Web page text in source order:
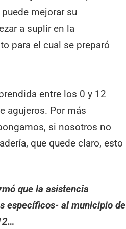
mejorar su
a suplir en la
para el cual se preparó
entre los 0 y 12
agujeros. Por más
si nosotros no
que quede claro, esto
que la asistencia
específicos- al municipio de